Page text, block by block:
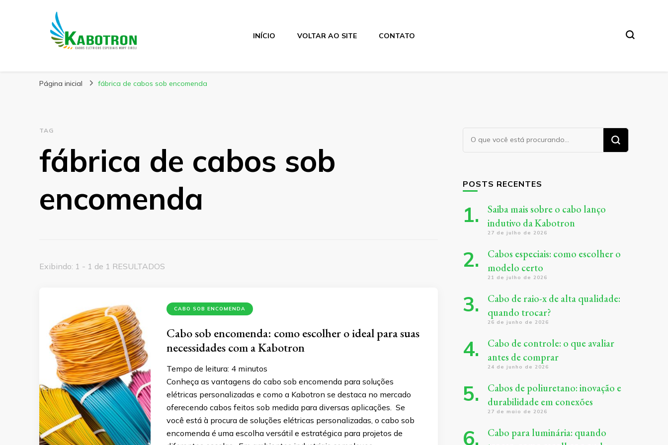
Kabotron
INÍCIO VOLTAR AO SITE CONTATO
Página inicial fábrica de cabos sob encomenda
TAG
fábrica de cabos sob
encomenda
Exibindo: 1 - 1 de 1 RESULTADOS
CABO SOB ENCOMENDA
Cabo sob encomenda: como escolher o ideal para suas
necessidades com a Kabotron
Tempo de leitura: 4 minutos
Conheça as vantagens do cabo sob encomenda para soluções
elétricas personalizadas e como a Kabotron se destaca no mercado
oferecendo cabos feitos sob medida para diversas aplicações. Se
você está à procura de soluções elétricas personalizadas, o cabo sob
encomenda é uma escolha versátil e estratégica para projetos de
Procurando
algo?
POSTS RECENTES
Saiba mais sobre o cabo lanço
indutivo da Kabotron
27 de julho de 2026
Cabos especiais: como escolher o
modelo certo
21 de julho de 2026
Cabo de raio-x de alta qualidade:
quando trocar?
26 de junho de 2026
Cabo de controle: o que avaliar
antes de comprar
24 de junho de 2026
Cabos de poliuretano: inovação e
durabilidade em conexões
27 de maio de 2026
Cabo para luminária: quando